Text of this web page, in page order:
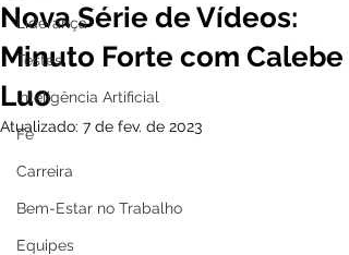
Liderança
Testes
Inteligência Artificial
Fé
Carreira
Bem-Estar no Trabalho
Equipes
Nova Série de Vídeos:
Minuto Forte com Calebe
Luo
Atualizado: 7 de fev. de 2023